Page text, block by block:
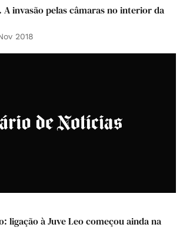
A invasão pelas câmaras no interior da
2018
ligação à Juve Leo começou ainda na